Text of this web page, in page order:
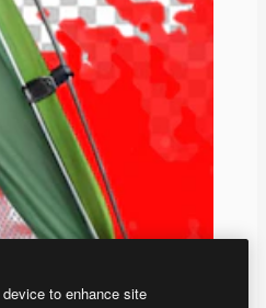
на основе ИИ.to enhance site